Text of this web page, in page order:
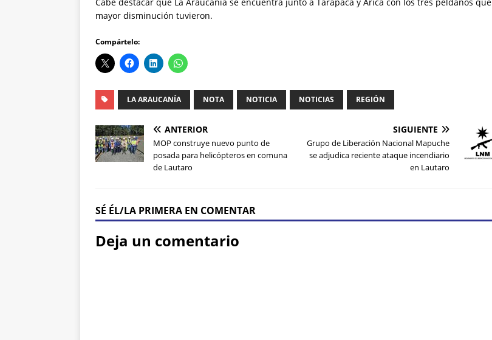
mayor disminución tuvieron.
Compártelo:
LA ARAUCANÍA NOTA NOTICIA NOTICIAS REGIÓN
ANTERIOR
MOP construye nuevo punto de
posada para helicópteros en comuna
de Lautaro
SIGUIENTE
Grupo de Liberación Nacional Mapuche
se adjudica reciente ataque incendiario
en Lautaro
SÉ ÉL/LA PRIMERA EN COMENTAR
Deja un comentario